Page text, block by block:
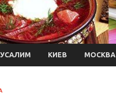
КИЕВ МОСКВА